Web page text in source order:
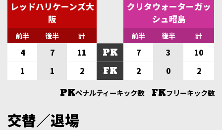
レッドハリケーンズ大
阪
クリタウォーターガッ
シュ昭島
前半 後半 計 前半 後半 計
4 7 11 PK 7 3
10
1
1 2 FK 2 0 2
PKペナルティーキック数 FKフリーキック数
交替／退場